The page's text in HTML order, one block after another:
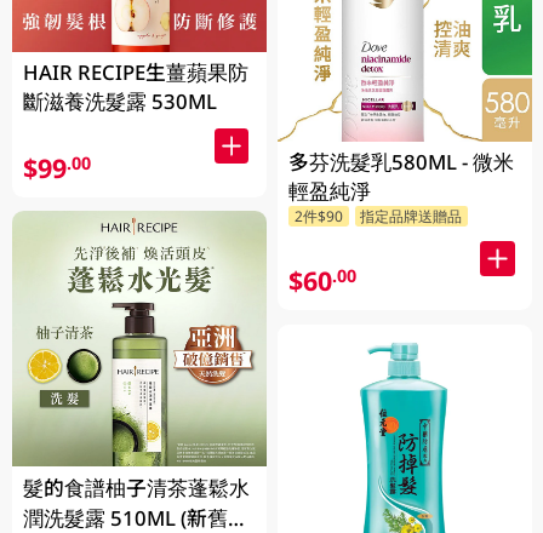
HAIR RECIPE生薑蘋果防
斷滋養洗髮露 530ML
$99.00
髮的食譜柚子清茶蓬鬆水
潤洗髮露 510ML (新舊包
多芬洗髮乳580ML - 微米
輕盈純淨
2件$90 指定品牌送贈品
$60.00